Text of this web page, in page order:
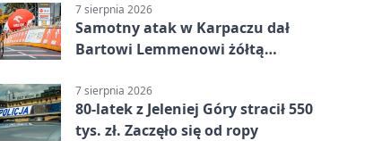
7 sierpnia 2026
Samotny atak w Karpaczu dał
Bartowi Lemmenowi żółtą
7 sierpnia 2026
80-latek z Jeleniej Góry stracił 550
tys. zł. Zaczęło się od ropy